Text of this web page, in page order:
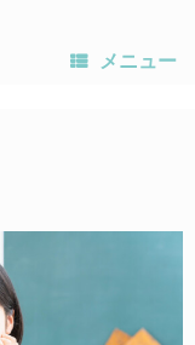
メニュー